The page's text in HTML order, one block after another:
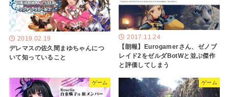
2019.02.19
デレマスの佐久間まゆちゃんにつ
いて知っていること
2017.11.24
【朗報】Eurogamerさん、ゼノブ
レイド2をゼルダBotWと並ぶ傑作
と評価してしまう
ゲーム ゲーム